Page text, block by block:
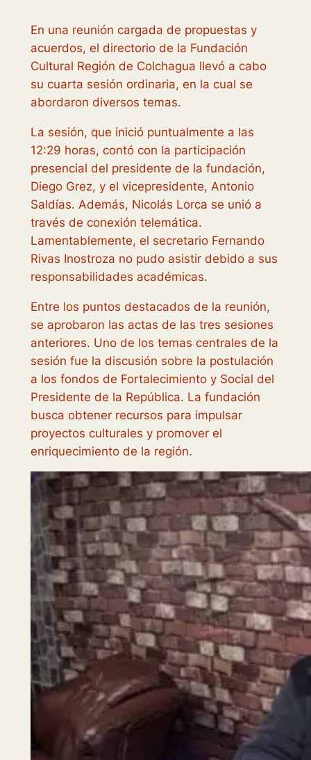
En una reunión cargada de propuestas y
acuerdos, el directorio de la Fundación
Cultural Región de Colchagua llevó a cabo
su cuarta sesión ordinaria, en la cual se
abordaron diversos temas.
La sesión, que inició puntualmente a las
12:29 horas, contó con la participación
presencial del presidente de la fundación,
Diego Grez, y el vicepresidente, Antonio
Saldías. Además, Nicolás Lorca se unió a
través de conexión telemática.
Lamentablemente, el secretario Fernando
Rivas Inostroza no pudo asistir debido a sus
responsabilidades académicas.
Entre los puntos destacados de la reunión,
se aprobaron las actas de las tres sesiones
anteriores. Uno de los temas centrales de la
sesión fue la discusión sobre la postulación
a los fondos de Fortalecimiento y Social del
Presidente de la República. La fundación
busca obtener recursos para impulsar
proyectos culturales y promover el
enriquecimiento de la región.